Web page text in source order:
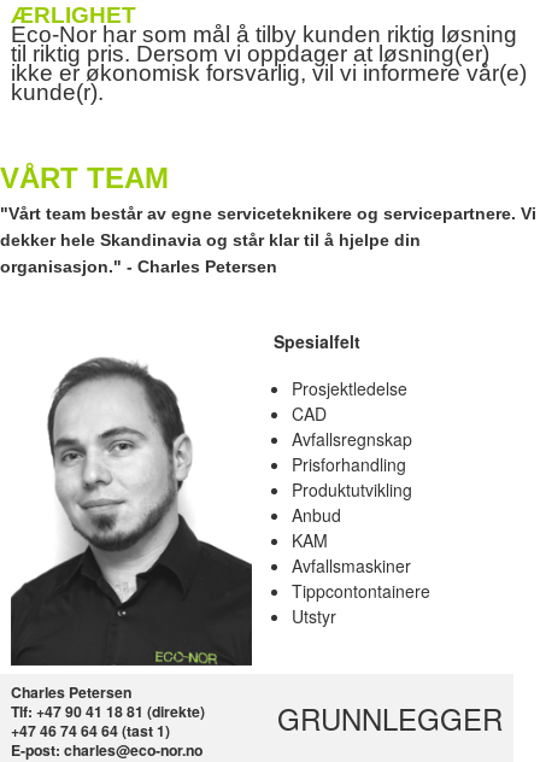
ÆRLIGHET
Eco-Nor har som mål å tilby kunden riktig løsning
til riktig pris. Dersom vi oppdager at løsning(er)
ikke er økonomisk forsvarlig, vil vi informere vår(e)
kunde(r).
VÅRT TEAM
"Vårt team består av egne serviceteknikere og servicepartnere. Vi
dekker hele Skandinavia og står klar til å hjelpe din
organisasjon." - Charles Petersen
Spesialfelt
Prosjektledelse
CAD
Avfallsregnskap
Prisforhandling
Produktutvikling
Anbud
KAM
Avfallsmaskiner
Tippcontontainere
Utstyr
Charles Petersen
Tlf: +47 90 41 18 81 (direkte)
+47 46 74 64 64 (tast 1)
E-post: charles@eco-nor.no
GRUNNLEGGER